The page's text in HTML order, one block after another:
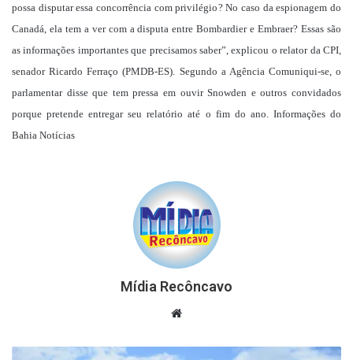
possa disputar essa concorrência com privilégio? No caso da espionagem do
Canadá, ela tem a ver com a disputa entre Bombardier e Embraer? Essas são
as informações importantes que precisamos saber”, explicou o relator da CPI,
senador Ricardo Ferraço (PMDB-ES). Segundo a Agência Comuniqui-se, o
parlamentar disse que tem pressa em ouvir Snowden e outros convidados
porque pretende entregar seu relatório até o fim do ano. Informações do
Bahia Notícias
Mídia Recôncavo
Website